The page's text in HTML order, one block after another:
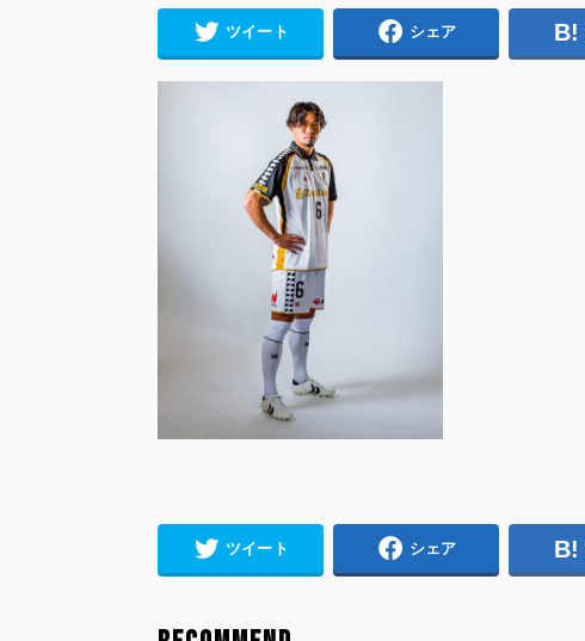
ツイート シェア
ツイート シェア